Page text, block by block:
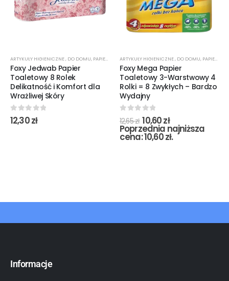
ARTYKUŁY HIGIENICZNE , DO DOMU, PAPIER TOALETOWY
Foxy Jedwab Papier
Toaletowy 8 Rolek
Delikatność i Komfort dla
Wrażliwej Skóry
0out of 5
12,30zł
ARTYKUŁY HIGIENICZNE , DO DOMU, PAPIER TOALETOWY
Foxy Mega Papier
Toaletowy 3-Warstwowy 4
Rolki = 8 Zwykłych – Bardzo
Wydajny
0out of 5
12,65zł 10,60zł
Poprzednia najniższa
cena:10,60zł.
Informacje